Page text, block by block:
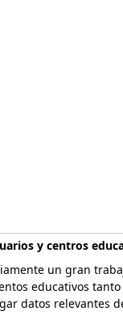
y centros
un gran
educativos
datos relevantes